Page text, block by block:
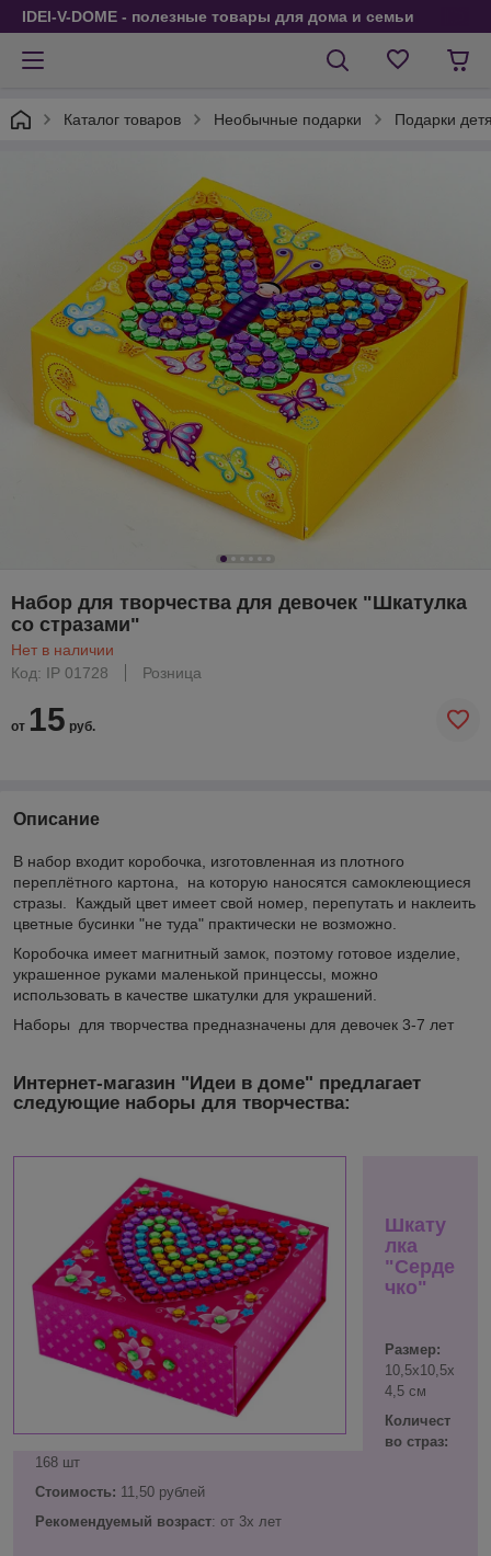
IDEI-V-DOME - полезные товары для дома и семьи
Каталог товаров Необычные подарки Подарки
Набор для творчества для девочек "Шкатулка
со стразами"
Нет в наличии
Код: IP 01728
Розница
от 15 руб.
Описание
В набор входит коробочка, изготовленная из плотного
переплётного картона, на которую наносятся самоклеющиеся
стразы. Каждый цвет имеет свой номер, перепутать и наклеить
цветные бусинки "не туда" практически не возможно.
Коробочка имеет магнитный замок, поэтому готовое изделие,
украшенное руками маленькой принцессы, можно
использовать в качестве шкатулки для украшений.
Наборы для творчества предназначены для девочек 3-7 лет
Интернет-магазин "Идеи в доме" предлагает
следующие наборы для творчества:
Шкату
лка
"Серде
чко"
Размер:
10,5х10,5х
4,5 см
Количест
во страз:
168 шт
Стоимость: 11,50 рублей
Рекомендуемый возраст: от 3х лет